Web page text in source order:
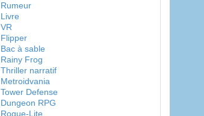
Rumeur
Livre
VR
Flipper
Bac à sable
Rainy Frog
Thriller narratif
Metroidvania
Tower Defense
Dungeon RPG
Rogue-Lite